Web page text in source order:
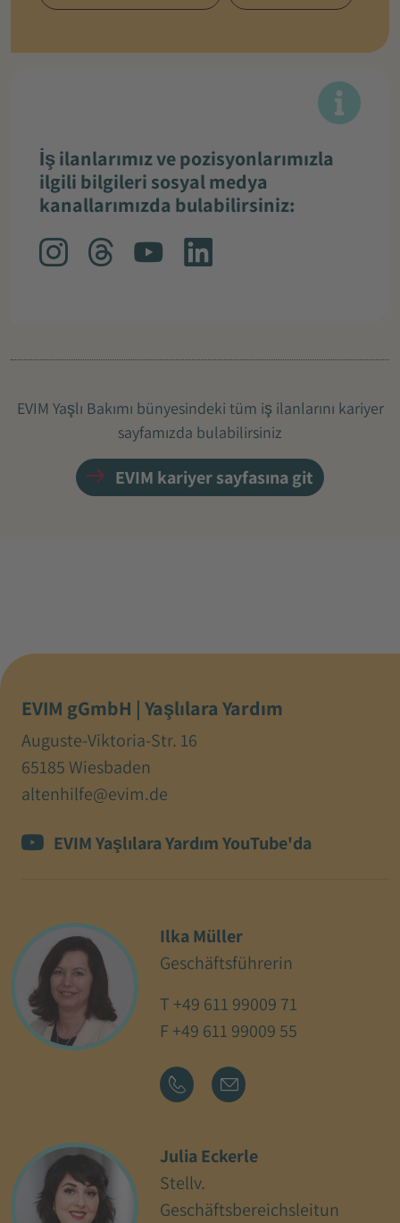
İş ilanlarımız ve pozisyonlarımızla
ilgili bilgileri sosyal medya
kanallarımızda bulabilirsiniz:
EVIM Yaşlı Bakımı bünyesindeki tüm iş ilanlarını kariyer
sayfamızda bulabilirsiniz
EVIM kariyer sayfasına git
EVIM gGmbH | Yaşlılara Yardım
Auguste-Viktoria-Str. 16
65185 Wiesbaden
altenhilfe@evim.de
EVIM Yaşlılara Yardım YouTube'da
Ilka Müller
Geschäftsführerin
T +49 611 99009 71
F +49 611 99009 55
Julia Eckerle
Stellv.
Geschäftsbereichsleitun